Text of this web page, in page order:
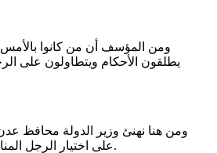
ومن المؤسف أن من كانوا
يطلقون الأحكام ويتطاولون على
ومن هنا نهنئ وزير الدولة محافظ
على اختيار الرجل المناسب في المكان المناسب.